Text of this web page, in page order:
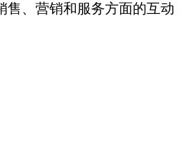
营销和服务方面的互动